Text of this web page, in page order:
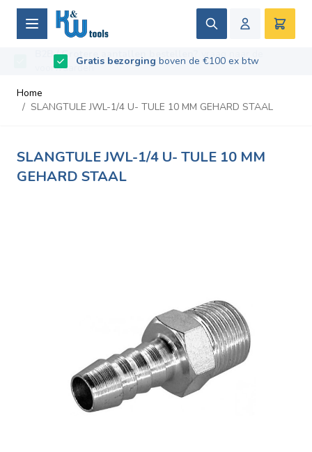
Ga naar de inhoud
Zoek
B2B / Grotere aantallen bestellen?
vraag naar de
voorwaarden
Beoordeeld met9.5/10- Gebaseerd op 669 recensies
Home
/ SLANGTULE JWL-1/4 U- TULE 10 MM GEHARD STAAL
SLANGTULE JWL-1/4 U- TULE 10 MM
GEHARD STAAL